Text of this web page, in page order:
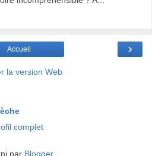
›
Accueil
la version Web
complet
par Blogger.